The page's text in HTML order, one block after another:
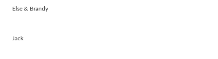
Else & Brandy
Jack